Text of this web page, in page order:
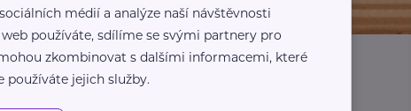
médií a analýze naší návštěvnosti
používáte, sdílíme se svými partnery pro
zkombinovat s dalšími informacemi, které
používáte jejich služby.